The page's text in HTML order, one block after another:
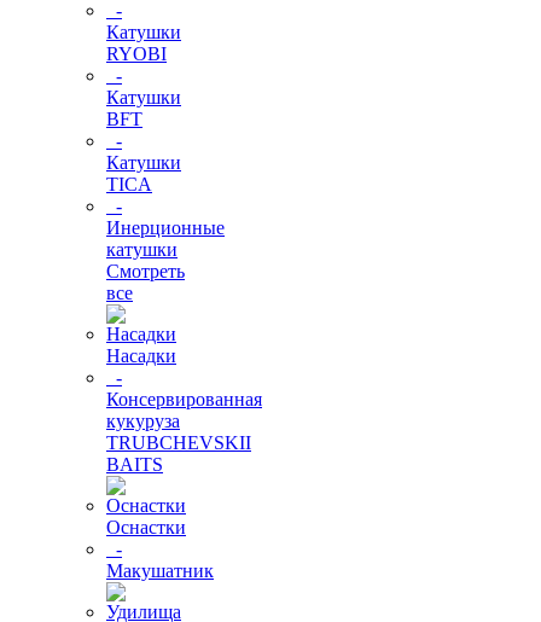
-
Катушки
RYOBI
-
Катушки
BFT
-
Катушки
TICA
-
Инерционные
катушки
Смотреть
все
Насадки
-
Консервированная
кукуруза
TRUBCHEVSKII
BAITS
Оснастки
-
Макушатник